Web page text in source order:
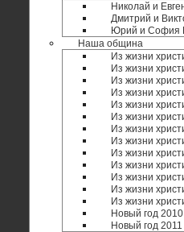
Николай и
Дмитрий и
Юрий и София
Наша община
Из жизни
Из жизни
Из жизни
Из жизни
Из жизни
Из жизни
Из жизни
Из жизни
Из жизни
Из жизни
Из жизни
Из жизни
Из жизни
Новый год 2010
Новый год 2011